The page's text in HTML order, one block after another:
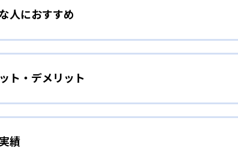
一人ひとりの学力に応じたレベルから学習を始めて
易度を上げていくことで子どもたちは多くの成功
題へと、スモールステップで進んでいけるよう工
人におすすめ
幼児向け
で、わかる楽しさを経験しながら無理なく力を高め
ト・デメリット
め、集中力や目標に向かって頑張りやり抜く力を
績